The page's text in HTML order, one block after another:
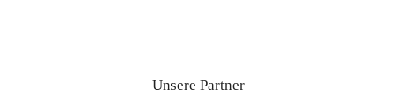
Unsere Partner